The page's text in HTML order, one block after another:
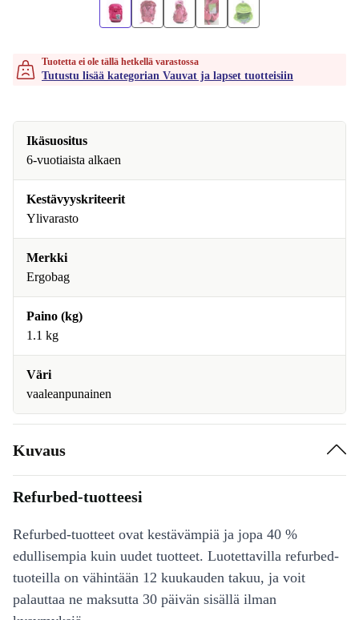
Tuotetta ei ole tällä hetkellä varastossa
Tutustu lisää kategorian Vauvat ja lapset tuotteisiin
Ikäsuositus
6-vuotiaista alkaen
Kestävyyskriteerit
Ylivarasto
Merkki
Ergobag
Paino (kg)
1.1 kg
Väri
vaaleanpunainen
Kuvaus
Refurbed-tuotteesi
Refurbed-tuotteet ovat kestävämpiä ja jopa 40 %
edullisempia kuin uudet tuotteet. Luotettavilla refurbed-
tuoteilla on vähintään 12 kuukauden takuu, ja voit
palauttaa ne maksutta 30 päivän sisällä ilman